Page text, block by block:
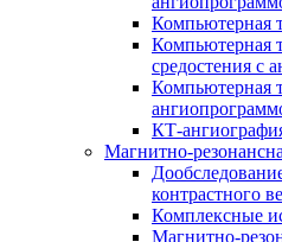
Компьютерная
Компьютерная
средостения с
Компьютерная
КТ-
Магнитно-
контрастного
Комплексные
Магнитно-